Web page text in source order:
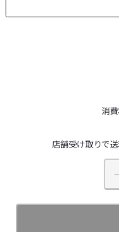
消
店舗受け取りで